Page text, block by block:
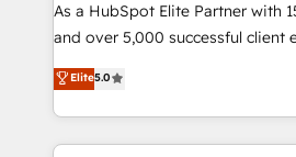
de conversion qui transforment
opportunités d'affaires ➤ La mise en place de
stratégies d'acquisition marketing
inbound, automatisation
emailing) Informations clés : - 10 ans d'expérience -
100+ intégrations CRM HubSpot
As a HubSpot Elite Partner with
and over 5,000 successful client
Vonazon turns marketing
measurable, scalable growth.
enterprise-grade campaigns,
builds scalable strategies that
Elite5.0